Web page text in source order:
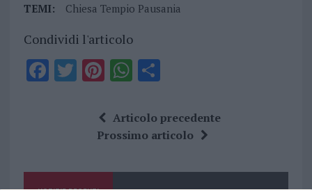
TEMI: Chiesa Tempio Pausania
Condividi l'articolo
F
o
T Pi
te
re
W
at
s
p
S
a
re
Articolo precedente
Prossimo articolo